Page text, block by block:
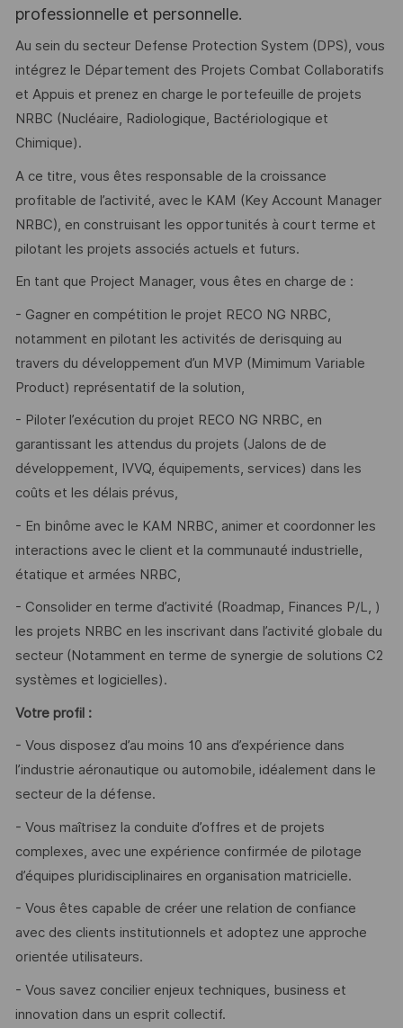
professionnelle et personnelle.
Au sein du secteur Defense Protection System (DPS), vous
intégrez le Département des Projets Combat Collaboratifs
et Appuis et prenez en charge le portefeuille de projets
NRBC (Nucléaire, Radiologique, Bactériologique et
Chimique).
A ce titre, vous êtes responsable de la croissance
profitable de l’activité, avec le KAM (Key Account Manager
NRBC), en construisant les opportunités à court terme et
pilotant les projets associés actuels et futurs.
En tant que Project Manager, vous êtes en charge de :
- Gagner en compétition le projet RECO NG NRBC,
notamment en pilotant les activités de derisquing au
travers du développement d’un MVP (Mimimum Variable
Product) représentatif de la solution,
- Piloter l’exécution du projet RECO NG NRBC, en
garantissant les attendus du projets (Jalons de de
développement, IVVQ, équipements, services) dans les
coûts et les délais prévus,
- En binôme avec le KAM NRBC, animer et coordonner les
interactions avec le client et la communauté industrielle,
étatique et armées NRBC,
- Consolider en terme d’activité (Roadmap, Finances P/L, )
les projets NRBC en les inscrivant dans l’activité globale du
secteur (Notamment en terme de synergie de solutions C2
systèmes et logicielles).
Votre profil :
- Vous disposez d’au moins 10 ans d’expérience dans
l’industrie aéronautique ou automobile, idéalement dans le
secteur de la défense.
- Vous maîtrisez la conduite d’offres et de projets
complexes, avec une expérience confirmée de pilotage
d’équipes pluridisciplinaires en organisation matricielle.
- Vous êtes capable de créer une relation de confiance
avec des clients institutionnels et adoptez une approche
orientée utilisateurs.
- Vous savez concilier enjeux techniques, business et
innovation dans un esprit collectif.